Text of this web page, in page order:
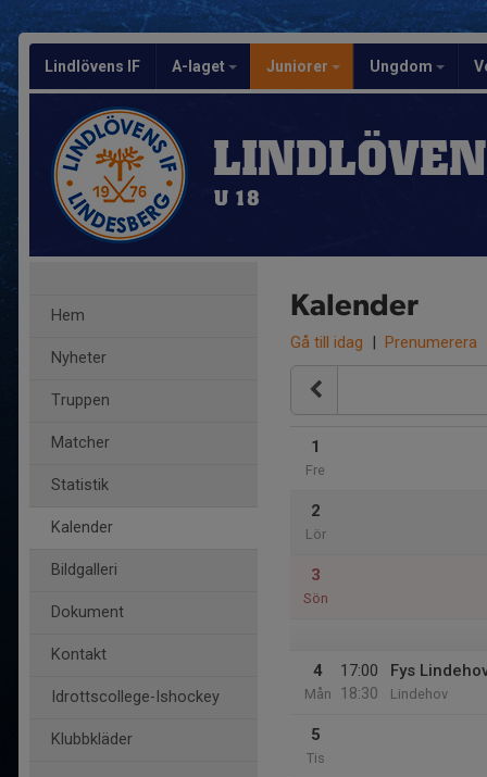
Lindlövens IF A-laget Juniorer Ungdom
U 18
Hem
Nyheter
Truppen
Matcher
Statistik
Kalender
Bildgalleri
Dokument
Kontakt
Idrottscollege-Ishockey
Klubbkläder
Kalender
Gå till idag | Prenumerera
1
Fre
2
Lör
3
Sön
4
Mån
17:00
18:30
Fys
Lindehov
5
Tis